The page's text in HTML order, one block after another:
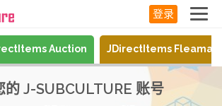
登录
Auction JDirectItems
的 J-SUBCULTURE 账号